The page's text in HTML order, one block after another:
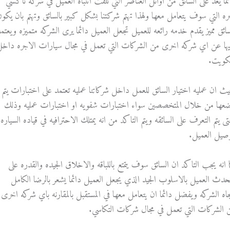
التي سوف يتعامل معها ولهذا تهتم شركتنا بشكل كبير بالسائق وتهتم بان
مميز يقدم خدمه رائعه للعميل تجعل العميل دائما يرى الشركه متميزه
عن اي شركه اخرى من الشركات التي تعمل في مجال سيارات الاجره
ان عمليه اختيار السائق للعمل داخل شركاتنا عمليه تعتمد على اختبارات يتم
من خلال المتخصصين سواء اختبارات شفويه او اختبارات عمليه وذلك
يتم التعرف على السائقه ويتم التاكد من انه يمتلك الاحترافيه في قياده السياره
العميل.
انه يجب التاكد ان السائق سوف يتمتع باللباقه والاخلاق الجيده والقدره على
العميل بالاسلوب الجيد الذي يجعل العميل دائما يشعر بالرضا الكامل
الشركه ويفضل دائما ان يتعامل معها في المستقبل بالمقارنه باي شركه اخرى
الشركات التي تعمل في مجال شركات التكاسي.